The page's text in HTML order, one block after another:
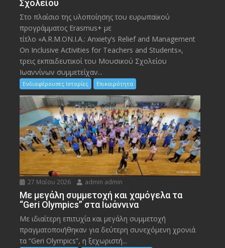
Σχολείου
Στο πλαίσιο της υλοποίησης του ευρωπαϊκού
προγράμματος Erasmus+ με
τίτλο «A.R.M.ON.I.A.: Anxiety’s Relief and Management
On Inclusive Activities for Teachers and Students»,
τρεις εκπαιδευτικοί του Μουσικού Σχολείου
Ιωαννίνων συμμετείχαν...
Ενδιαφέρουσες Ιστορίες Επικαιρότητα
27 Μαΐου 2026 admin admin
Με μεγάλη συμμετοχή και χαμόγελα τα
“Geri Olympics” στα Ιωάννινα
Με ιδιαίτερη επιτυχία και μεγάλη συμμετοχή
πραγματοποιήθηκαν για δεύτερη συνεχόμενη χρονιά
τα “Geri Olympics”, η ξεχωριστή...